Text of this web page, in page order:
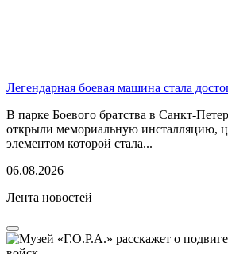
Легендарная боевая машина стала
В парке Боевого братства в Санкт-
открыли мемориальную инсталляцию,
элементом которой стала...
06.08.2026
Лента новостей